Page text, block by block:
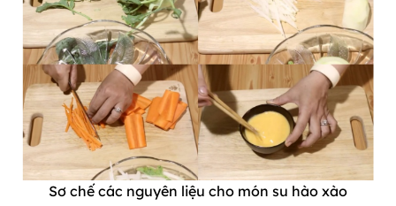
Sơ chế các nguyên liệu cho món su hào xào